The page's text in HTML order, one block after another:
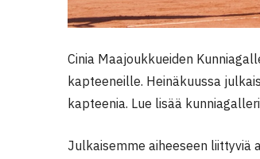
Cinia Maajoukkueiden
kapteeneille. Heinäkuussa
kapteenia. Lue lisää
Julkaisemme aiheeseen liittyviä